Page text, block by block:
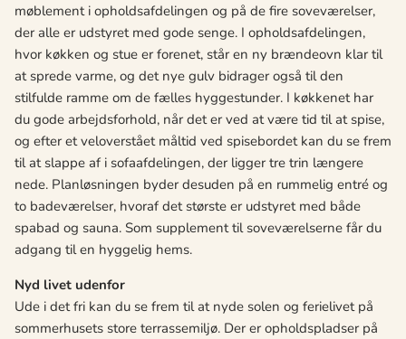
møblement i opholdsafdelingen og på de fire soveværelser,
der alle er udstyret med gode senge. I opholdsafdelingen,
hvor køkken og stue er forenet, står en ny brændeovn klar til
at sprede varme, og det nye gulv bidrager også til den
stilfulde ramme om de fælles hyggestunder. I køkkenet har
du gode arbejdsforhold, når det er ved at være tid til at spise,
og efter et veloverstået måltid ved spisebordet kan du se frem
til at slappe af i sofaafdelingen, der ligger tre trin længere
nede. Planløsningen byder desuden på en rummelig entré og
to badeværelser, hvoraf det største er udstyret med både
spabad og sauna. Som supplement til soveværelserne får du
adgang til en hyggelig hems.
Nyd livet udenfor
Ude i det fri kan du se frem til at nyde solen og ferielivet på
sommerhusets store terrassemiljø. Der er opholdspladser på